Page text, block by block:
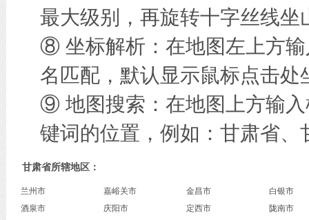
最大级别，再旋转十字丝线坐
⑧ 坐标解析：在地图左上方
名匹配，默认显示鼠标点击处
⑨ 地图搜索：在地图上方输
键词的位置，例如：甘肃省、
甘肃省所辖地区：
兰州市 嘉峪关市 金昌市
白银市
酒泉市
庆阳市 定西市 陇南市